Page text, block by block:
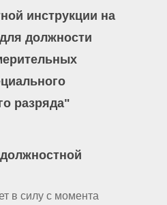
инструкции на
должности
разряда"
в силу с момента